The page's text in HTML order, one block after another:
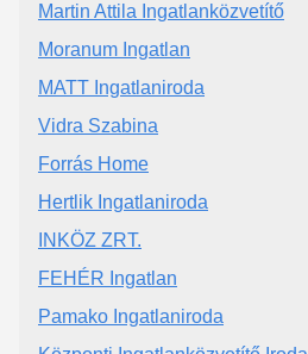
Martin Attila Ingatlanközvetítő
Moranum Ingatlan
MATT Ingatlaniroda
Vidra Szabina
Forrás Home
Hertlik Ingatlaniroda
INKÖZ ZRT.
FEHÉR Ingatlan
Pamako Ingatlaniroda